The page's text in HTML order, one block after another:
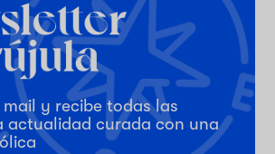
y recibe todas las
actualidad curada con una